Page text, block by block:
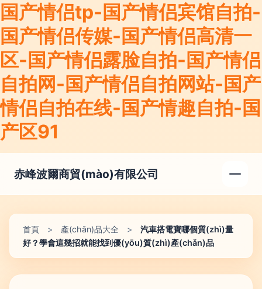
国产情侣tp-国产情侣宾馆自拍-
国产情侣传媒-国产情侣高清一
区-国产情侣露脸自拍-国产情侣
自拍网-国产情侣自拍网站-国产
情侣自拍在线-国产情趣自拍-国
产区91
赤峰波爾商貿(mào)有限公司
首頁 > 產(chǎn)品大全 >
汽車搭電寶哪個質(zhì)量
好？學會這幾招就能找到優(yōu)質(zhì)產(chǎn)品